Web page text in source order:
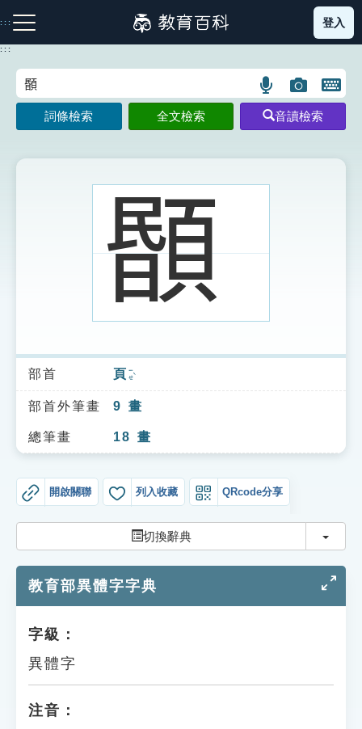
到
主
:::
注音索引圖示 筆畫索引圖示 部首索引表圖示
索引選單
知識索引
單字索引
貓頭鷹博士
登入
:::
語
言
搜
示
圖
片
搜
開
鍵
圖
詞條檢索 全文檢索 音讀檢索
𩔉
部首 頁 ㄧㄝˋ
部首外筆畫 9 畫
總筆畫 18 畫
開啟關聯 列入收藏 QRcode分享
切換辭典 切換
教育部異體字字典
字級：
異體字
注音：